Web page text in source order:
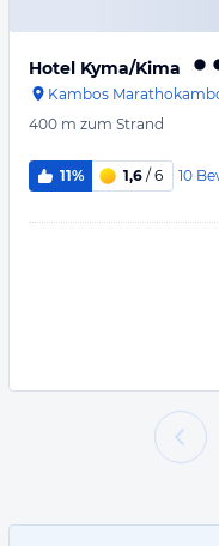
Hotel Kyma/Kima
Kambos
400 m zum Strand
11% 1,6 / 6 10